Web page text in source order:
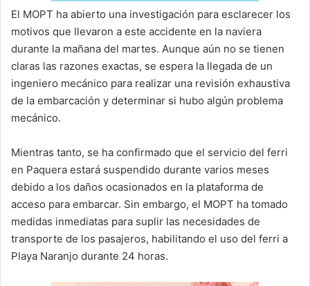
El MOPT ha abierto una investigación para esclarecer los
motivos que llevaron a este accidente en la naviera
durante la mañana del martes. Aunque aún no se tienen
claras las razones exactas, se espera la llegada de un
ingeniero mecánico para realizar una revisión exhaustiva
de la embarcación y determinar si hubo algún problema
mecánico.
Mientras tanto, se ha confirmado que el servicio del ferri
en Paquera estará suspendido durante varios meses
debido a los daños ocasionados en la plataforma de
acceso para embarcar. Sin embargo, el MOPT ha tomado
medidas inmediatas para suplir las necesidades de
transporte de los pasajeros, habilitando el uso del ferri a
Playa Naranjo durante 24 horas.